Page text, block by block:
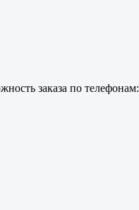
заказа по телефонам: